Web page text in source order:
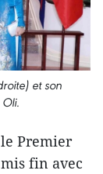
et son
Premier
fin avec